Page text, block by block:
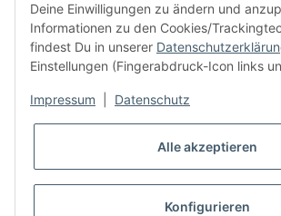
Deine Einwilligungen zu ändern und
Informationen zu den Cookies/
findest Du in unserer
Einstellungen (Fingerabdruck-Icon links
Impressum Datenschutz
Alle akzeptieren
Konfigurieren
Kundenservice
Mehr von Audiolith
VERTRAG WIDERRUFEN